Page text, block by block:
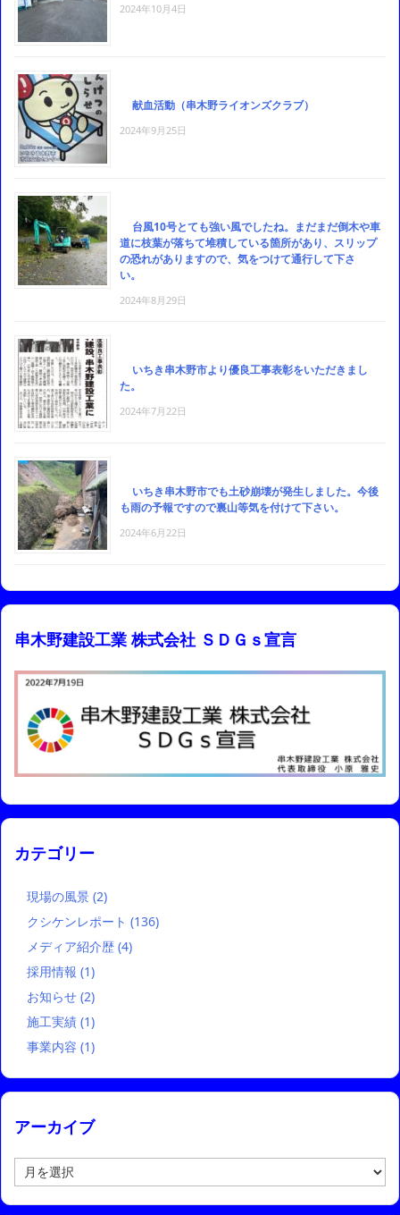
2024年10月4日
献血活動（串木野ライオンズクラブ）
2024年9月25日
台風10号とても強い風でしたね。まだまだ倒木や車
道に枝葉が落ちて堆積している箇所があり、スリップ
の恐れがありますので、気をつけて通行して下さ
い。
2024年8月29日
いちき串木野市より優良工事表彰をいただきまし
た。
2024年7月22日
いちき串木野市でも土砂崩壊が発生しました。今後
も雨の予報ですので裏山等気を付けて下さい。
2024年6月22日
串木野建設工業 株式会社 ＳＤＧｓ宣言
カテゴリー
現場の風景 (2)
クシケンレポート (136)
メディア紹介歴 (4)
採用情報 (1)
お知らせ (2)
施工実績 (1)
事業内容 (1)
アーカイブ
ー
カ